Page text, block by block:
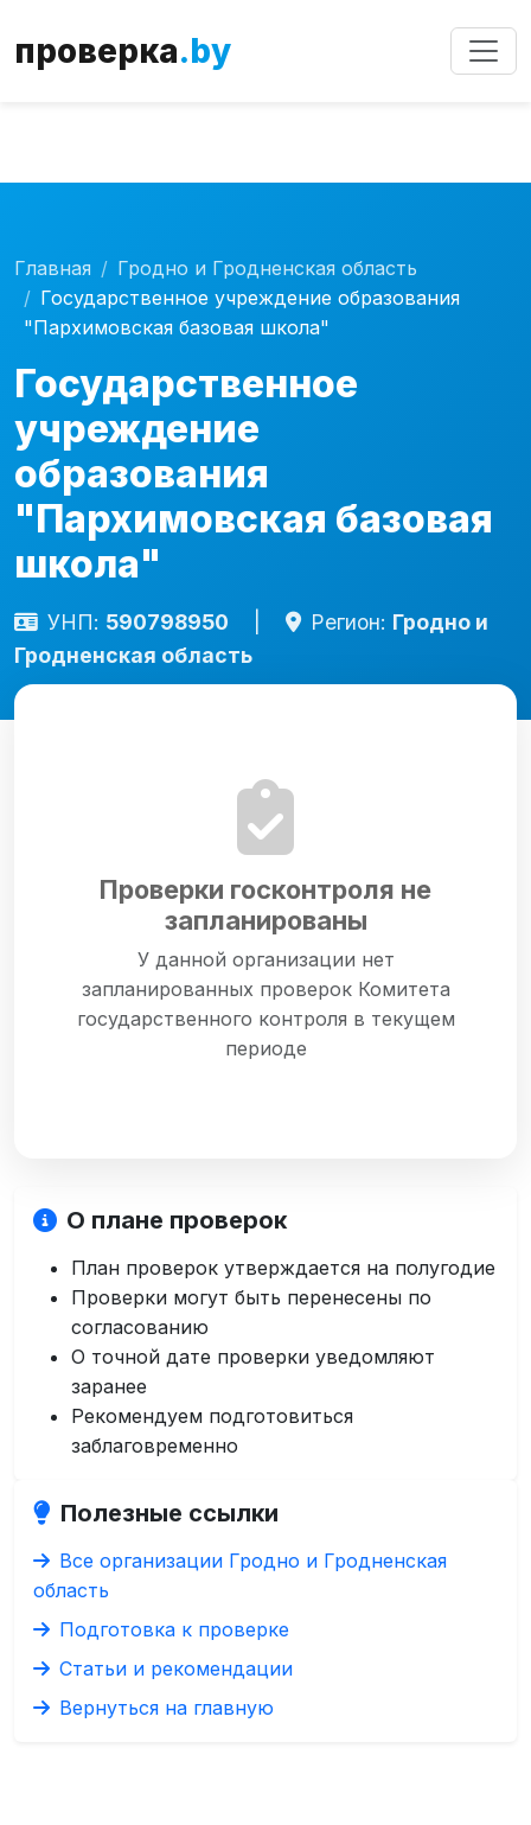
Сервис работает в тестовом режиме.
Возможны неточности в данных.
проверка.by
Главная
Гродно и Гродненская область
Государственное учреждение образования
"Пархимовская базовая школа"
Государственное
учреждение
образования
"Пархимовская базовая
школа"
УНП: 590798950 Регион: Гродно и
Гродненская область
Проверки госконтроля не
запланированы
У данной организации нет
запланированных проверок Комитета
государственного контроля в текущем
периоде
О плане проверок
План проверок утверждается на полугодие
Проверки могут быть перенесены по
согласованию
О точной дате проверки уведомляют
заранее
Рекомендуем подготовиться
заблаговременно
Полезные ссылки
Все организации Гродно и Гродненская
область
Подготовка к проверке
Статьи и рекомендации
Вернуться на главную